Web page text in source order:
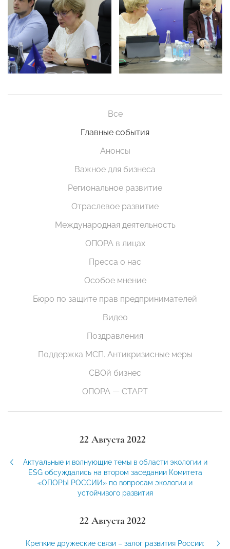
Все
Главные события
Анонсы
Важное для бизнеса
Региональное развитие
Отраслевое развитие
Международная деятельность
ОПОРА в лицах
Пресса о нас
Особое мнение
Бюро по защите прав предпринимателей
Видео
Поздравления
Поддержка МСП. Антикризисные меры
СВОй бизнес
ОПОРА — СТАРТ
22 Августа 2022
Актуальные и волнующие темы в области экологии и
ESG обсуждались на втором заседании Комитета
«ОПОРЫ РОССИИ» по вопросам экологии и
устойчивого развития
22 Августа 2022
Крепкие дружеские связи – залог развития России: